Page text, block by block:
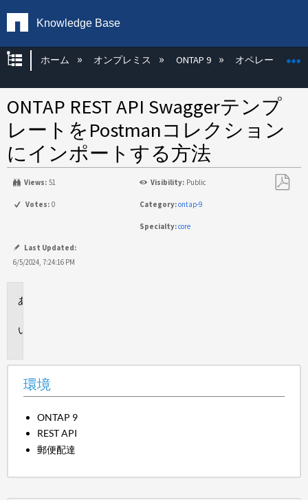
Knowledge Base
グローバル階層を展開/折りたたむ
ホーム オンプレミス ONTAP 9 オペレーティン
ONTAP REST API Swaggerテンプ
レートをPostmanコレクション
にインポートする方法
Views: 51 Visibility: Public
Votes: 0 Category:ontap-9
Specialty:core
Last Updated:
6/5/2024, 7:24:16 PM
環境
ONTAP 9
REST API
郵便配達